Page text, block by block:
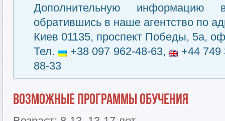
Дополнительную информацию
обратившись в наше агентство по
Киев 01135, проспект Победы, 5а,
Тел.
+38 097 962-48-63,
+44
88-33
Возможные программы обучения